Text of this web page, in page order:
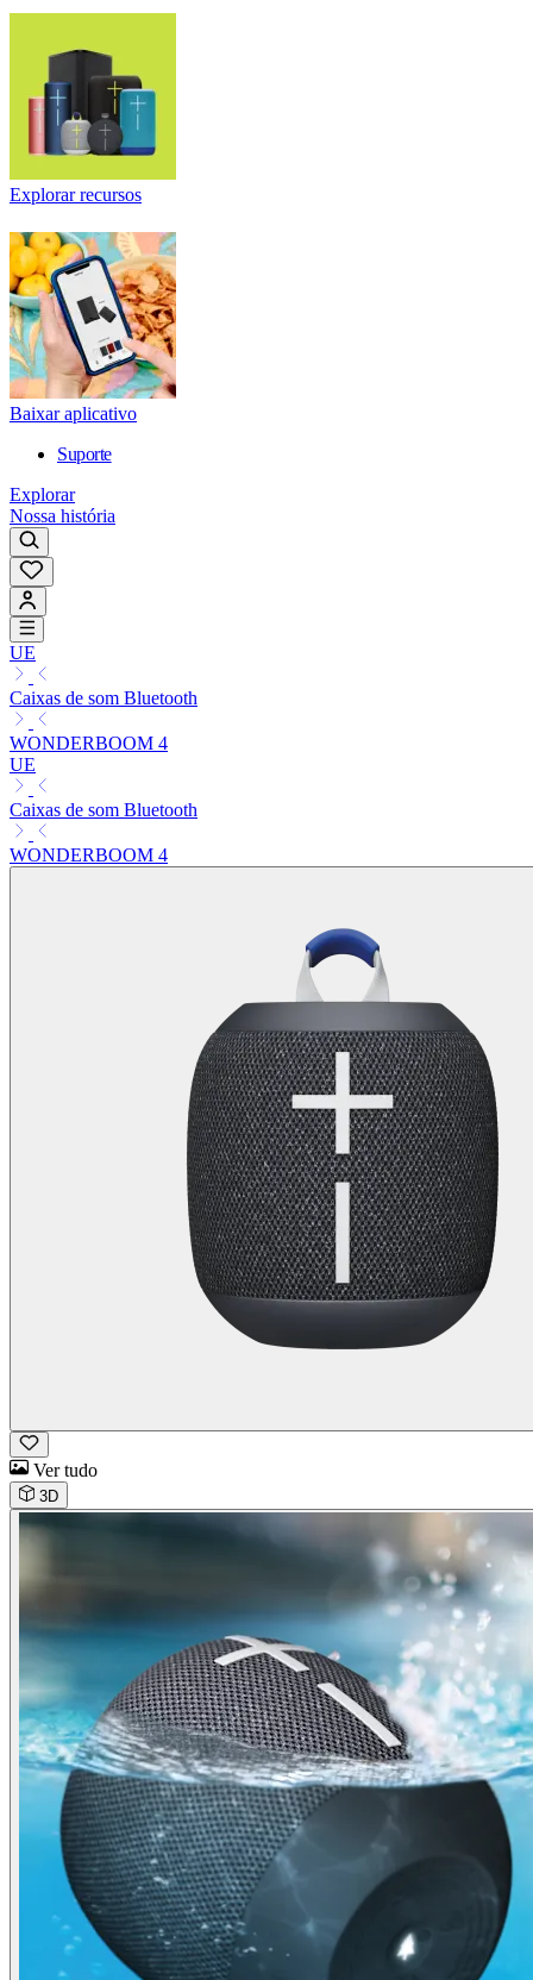
Explorar recursos
Baixar aplicativo
Suporte
Explorar
Nossa história
UE
Caixas de som Bluetooth
WONDERBOOM 4
UE
Caixas de som Bluetooth
WONDERBOOM 4
Ver tudo
3D